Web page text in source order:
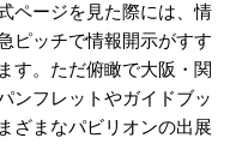
ページを見た際には、情
ピッチで情報開示がすす
す。ただ俯瞰で大阪・関
ンフレットやガイドブッ
ざまなパビリオンの出展